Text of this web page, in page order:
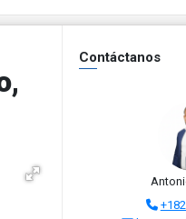
Contáctanos